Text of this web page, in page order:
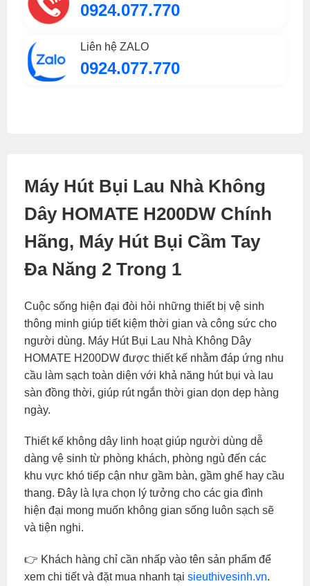
0924.077.770
Liên hệ ZALO
0924.077.770
Máy Hút Bụi Lau Nhà Không
Dây HOMATE H200DW Chính
Hãng, Máy Hút Bụi Cầm Tay
Đa Năng 2 Trong 1
Cuộc sống hiện đại đòi hỏi những thiết bị vệ sinh
thông minh giúp tiết kiệm thời gian và công sức cho
người dùng. Máy Hút Bụi Lau Nhà Không Dây
HOMATE H200DW được thiết kế nhằm đáp ứng nhu
cầu làm sạch toàn diện với khả năng hút bụi và lau
sàn đồng thời, giúp rút ngắn thời gian dọn dẹp hàng
ngày.
Thiết kế không dây linh hoạt giúp người dùng dễ
dàng vệ sinh từ phòng khách, phòng ngủ đến các
khu vực khó tiếp cận như gầm bàn, gầm ghế hay cầu
thang. Đây là lựa chọn lý tưởng cho các gia đình
hiện đại mong muốn không gian sống luôn sạch sẽ
và tiện nghi.
👉 Khách hàng chỉ cần nhấp vào tên sản phẩm để
xem chi tiết và đặt mua nhanh tại sieuthivesinh.vn.